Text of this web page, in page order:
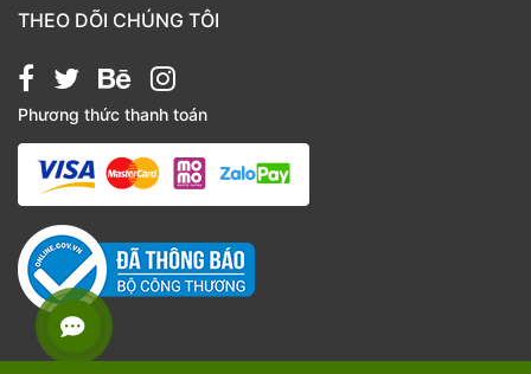
Bánh kẹo
Giỏ quà tặng
Hạt chia
Hạt dẻ cười
Hạt hạnh nhân
Hạt macca
Hạt óc chó
Kẹo
Nho khô
THEO DÕI CHÚNG TÔI
Phương thức thanh toán